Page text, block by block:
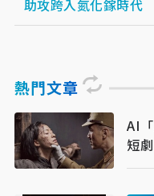
助攻跨入氮化鎵時代
熱門文章
AI
短